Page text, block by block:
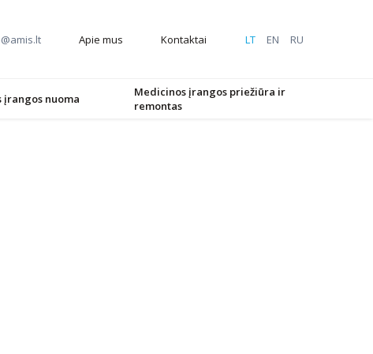
Apie mus Kontaktai LT EN RU
įrangos nuoma
Medicinos įrangos priežiūra ir
remontas